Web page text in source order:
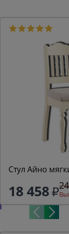
Стул Айно
18 458